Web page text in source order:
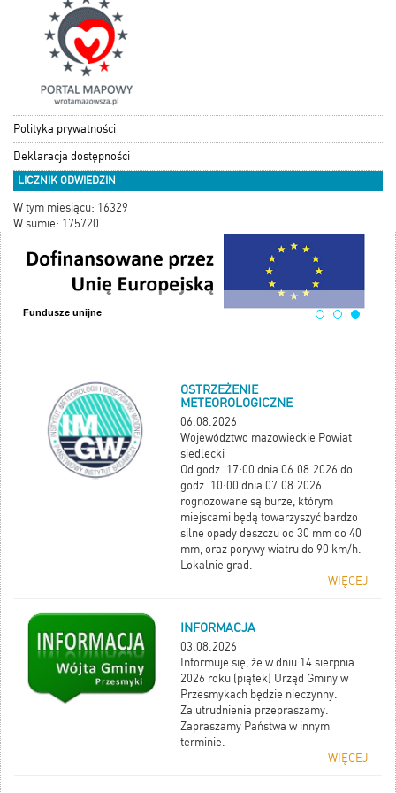
Polityka prywatności
Deklaracja dostępności
LICZNIK ODWIEDZIN
W tym miesiącu: 16329
W sumie: 175720
Fundusze unijne
OSTRZEŻENIE
METEOROLOGICZNE
06.08.2026
Województwo mazowieckie Powiat
siedlecki
Od godz. 17:00 dnia 06.08.2026 do
godz. 10:00 dnia 07.08.2026
rognozowane są burze, którym
miejscami będą towarzyszyć bardzo
silne opady deszczu od 30 mm do 40
mm, oraz porywy wiatru do 90 km/h.
Lokalnie grad.
WIĘCEJ
INFORMACJA
03.08.2026
Informuje się, że w dniu 14 sierpnia
2026 roku (piątek) Urząd Gminy w
Przesmykach będzie nieczynny.
Za utrudnienia przepraszamy.
Zapraszamy Państwa w innym
terminie.
WIĘCEJ